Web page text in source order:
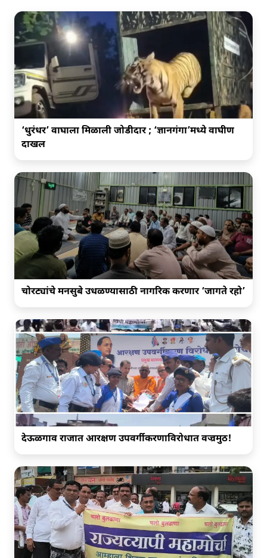
‘धुरंधर’ वाघाला मिळाली जोडीदार ; ‘ज्ञानगंगा’मध्ये वाघीण
दाखल
चोरट्यांचे मनसुबे उधळण्यासाठी नागरिक करणार ‘जागते रहो’
देऊळगाव राजात आरक्षण उपवर्गीकरणाविरोधात वज्रमुठ!